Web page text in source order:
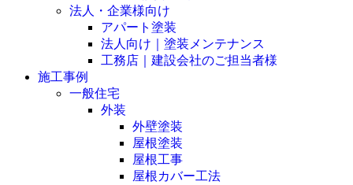
法人・企業様向け
アパート塗装
法人向け｜塗装メンテナンス
工務店｜建設会社のご担当者様
施工事例
一般住宅
外装
外壁塗装
屋根塗装
屋根工事
屋根カバー工法